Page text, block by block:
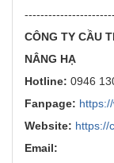
CÔNG TY CẦU
NÂNG HẠ
Hotline: 0946
Fanpage:
Website: https://
Email: